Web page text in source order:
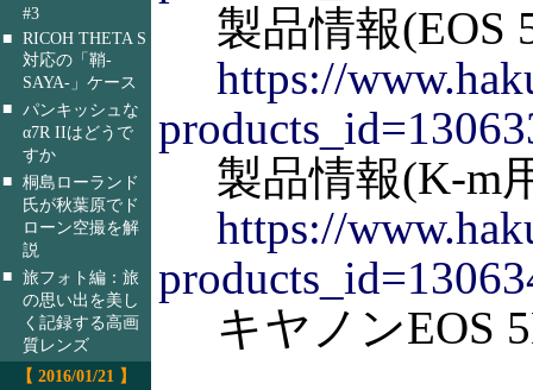
#3
■ RICOH THETA S
対応の「鞘-
SAYA-」ケース
■ パンキッシュな
α7R IIはどうで
すか
■ 桐島ローランド
氏が秋葉原でド
ローン空撮を解
説
■ 旅フォト編：旅
の思い出を美し
く記録する高画
質レンズ
【 2016/01/21 】
製品情報(EOS
https://
製品情報(K-m
https://
キヤノンEOS